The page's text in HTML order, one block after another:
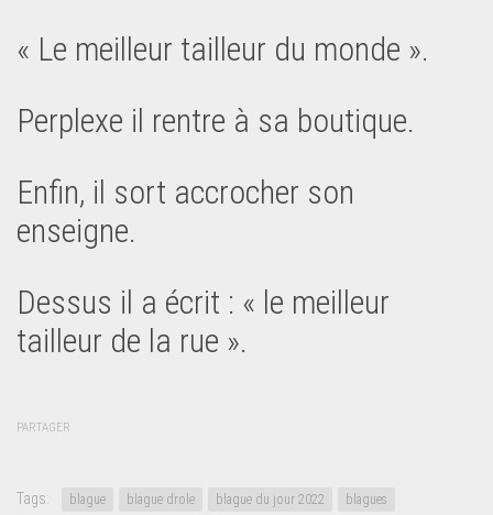
« Le meilleur tailleur du monde ».
Perplexe il rentre à sa boutique.
Enfin, il sort accrocher son
enseigne.
Dessus il a écrit : « le meilleur
tailleur de la rue ».
PARTAGER
Tags: blague blague drole blague du jour 2022
blagues